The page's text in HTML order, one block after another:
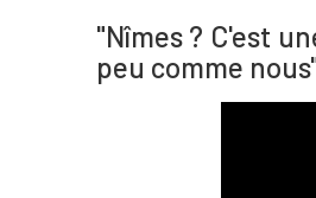
"Nîmes ? C'est
peu comme